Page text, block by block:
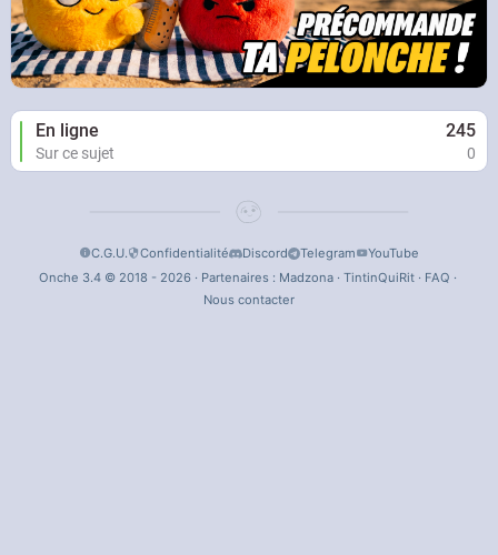
En ligne 245
Sur ce sujet 0
C.G.U. Confidentialité Discord Telegram
YouTube
Onche 3.4 © 2018 - 2026 · Partenaires : Madzona· TintinQuiRit· FAQ ·
Nous contacter